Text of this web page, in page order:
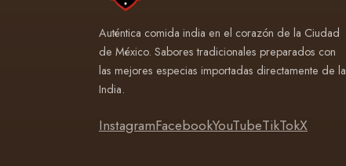
Auténtica comida india en el corazón de la Ciudad
de México. Sabores tradicionales preparados con
las mejores especias importadas directamente de la
India.
InstagramFacebookYouTubeTikTokX